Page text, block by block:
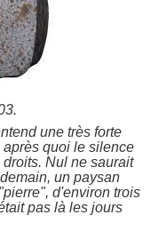
une très forte
quoi le silence
Nul ne saurait
un paysan
d'environ trois
pas là les jours